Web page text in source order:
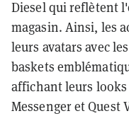
Diesel qui reflètent
magasin. Ainsi, les
leurs avatars avec
baskets
affichant leurs
Messenger et Quest